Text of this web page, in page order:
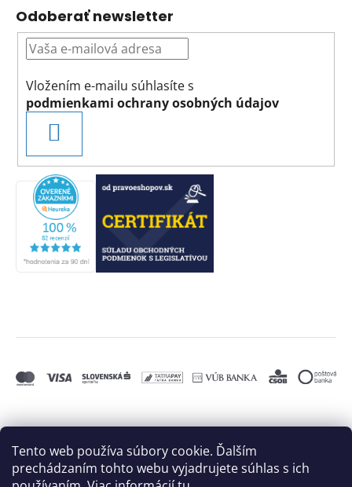
Tento web používa súbory cookie. Ďalším
prechádzaním tohto webu vyjadrujete súhlas s ich
Odoberať newsletter
Vložením e-mailu súhlasíte s
podmienkami ochrany osobných údajov
SA